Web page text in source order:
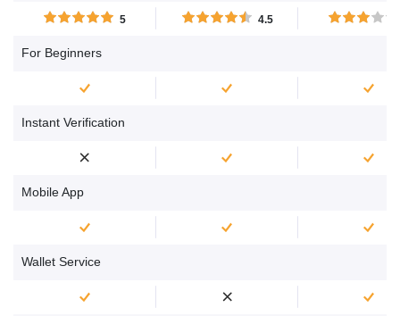
trading di CFD con XTB....
dall'alta volatilità,
5 4.5
For Beginners
Instant Verification
Mobile App
Wallet Service